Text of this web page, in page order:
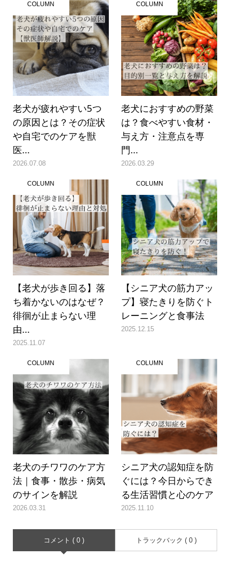
COLUMN
老犬が疲れやすい5つ
の原因とは？その症状
や自宅でのケアを獣
医...
2026.07.08
COLUMN
老犬におすすめの野菜
は？食べやすい食材・
与え方・注意点を専
門...
2026.03.29
COLUMN
【老犬が歩き回る】落
ち着かないのはなぜ？
徘徊が止まらない理
由...
2025.11.07
COLUMN
【シニア犬の筋力アッ
プ】寝たきりを防ぐト
レーニングと食事法
2025.12.15
COLUMN
老犬のチワワのケア方
法｜食事・散歩・病気
のサインを解説
2026.03.31
COLUMN
シニア犬の認知症を防
ぐには？今日からでき
る生活習慣と心のケア
2025.11.10
コメント ( 0 ) トラックバック ( 0 )